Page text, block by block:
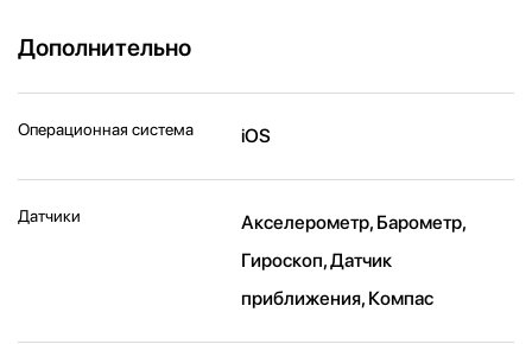
Дополнительно
Операционная система iOS
Датчики
Акселерометр, Барометр,
Гироскоп, Датчик
приближения, Компас